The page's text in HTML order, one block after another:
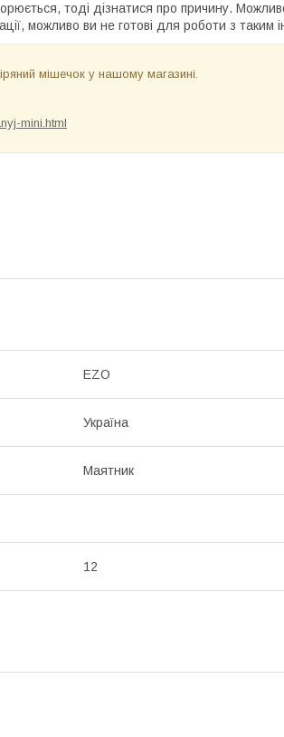
тоді дізнатися про причину.
можливо ви не готові для роботи з таким
мішечок у нашому магазині.
mini.html
EZO
Україна
Маятник
12